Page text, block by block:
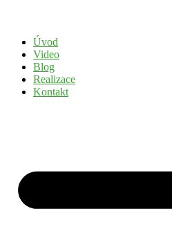
Úvod
Video
Blog
Realizace
Kontakt